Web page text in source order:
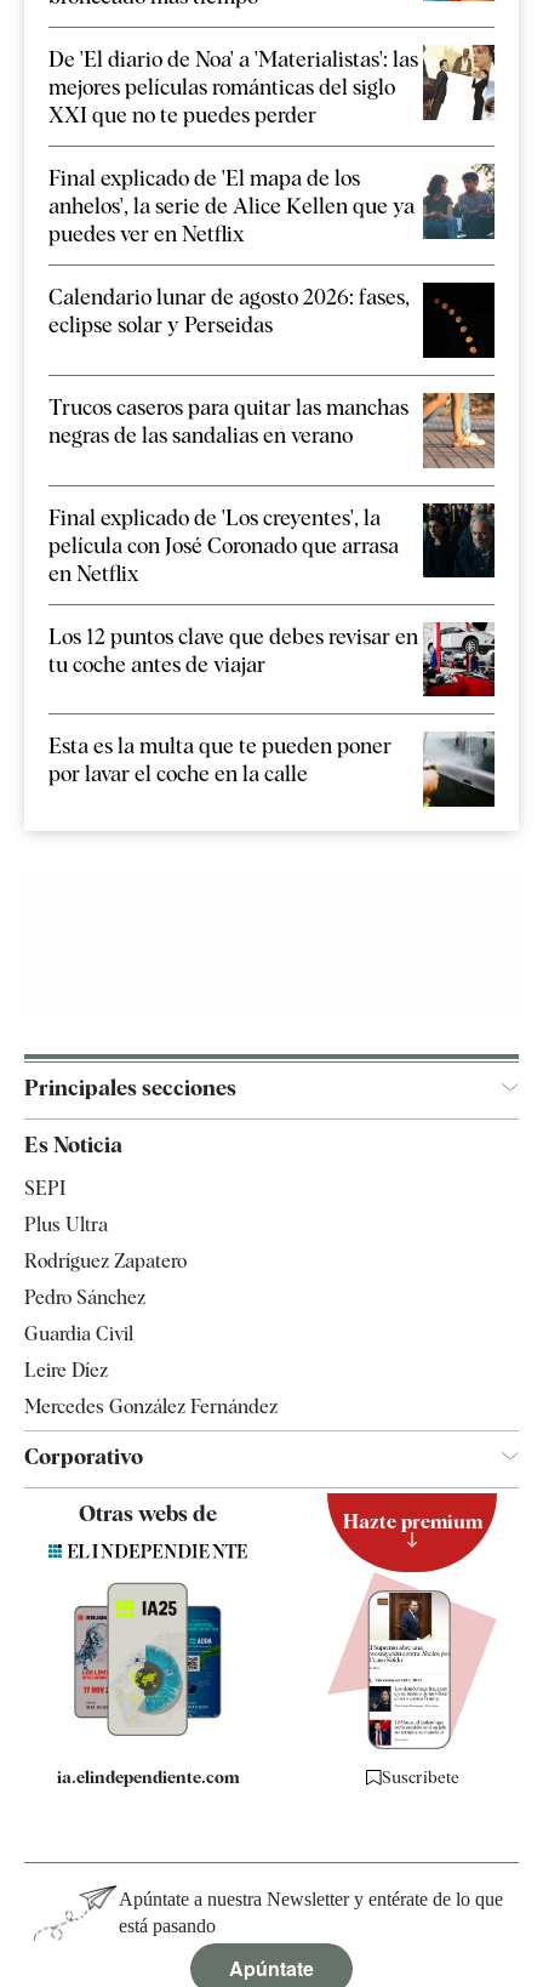
De 'El diario de Noa' a 'Materialistas': las
mejores películas románticas del siglo
XXI que no te puedes perder
Final explicado de 'El mapa de los
anhelos', la serie de Alice Kellen que ya
puedes ver en Netflix
Calendario lunar de agosto 2026: fases,
eclipse solar y Perseidas
Trucos caseros para quitar las manchas
negras de las sandalias en verano
Final explicado de 'Los creyentes', la
película con José Coronado que arrasa
en Netflix
Los 12 puntos clave que debes revisar en
tu coche antes de viajar
Esta es la multa que te pueden poner
por lavar el coche en la calle
Principales secciones
Televisión
Es Noticia
SEPI
Plus Ultra
Rodríguez Zapatero
Pedro Sánchez
Guardia Civil
Leire Díez
Mercedes González Fernández
Corporativo
Quiénes somos
Especificaciones
Otras webs de
ia.elindependiente.com
Hazte premium
Suscríbete
Apúntate a nuestra Newsletter y entérate de lo que
está pasando
Apúntate